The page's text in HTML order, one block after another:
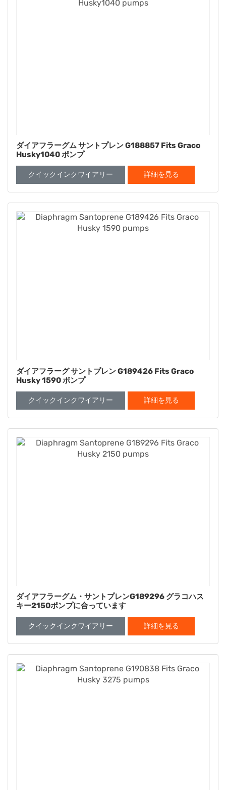
ダイアフラーグム サントプレン G188857 Fits Graco
Husky1040 ポンプ
クイックインクワイアリー 詳細を見る
ダイアフラーグ サントプレン G189426 Fits Graco
Husky 1590 ポンプ
クイックインクワイアリー 詳細を見る
ダイアフラーグム・サントプレンG189296 グラコハス
キー2150ポンプに合っています
クイックインクワイアリー 詳細を見る